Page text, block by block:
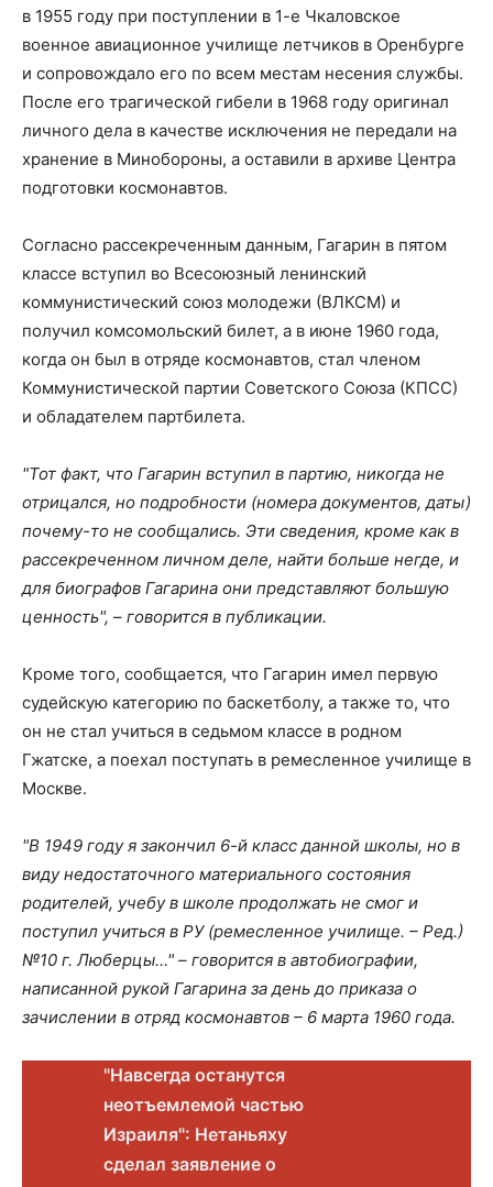
в 1955 году при поступлении в 1-е Чкаловское
военное авиационное училище летчиков в Оренбурге
и сопровождало его по всем местам несения службы.
После его трагической гибели в 1968 году оригинал
личного дела в качестве исключения не передали на
хранение в Минобороны, а оставили в архиве Центра
подготовки космонавтов.
Согласно рассекреченным данным, Гагарин в пятом
классе вступил во Всесоюзный ленинский
коммунистический союз молодежи (ВЛКСМ) и
получил комсомольский билет, а в июне 1960 года,
когда он был в отряде космонавтов, стал членом
Коммунистической партии Советского Союза (КПСС)
и обладателем партбилета.
"Тот факт, что Гагарин вступил в партию, никогда не
отрицался, но подробности (номера документов, даты)
почему-то не сообщались. Эти сведения, кроме как в
рассекреченном личном деле, найти больше негде, и
для биографов Гагарина они представляют большую
ценность", – говорится в публикации.
Кроме того, сообщается, что Гагарин имел первую
судейскую категорию по баскетболу, а также то, что
он не стал учиться в седьмом классе в родном
Гжатске, а поехал поступать в ремесленное училище в
Москве.
"В 1949 году я закончил 6-й класс данной школы, но в
виду недостаточного материального состояния
родителей, учебу в школе продолжать не смог и
поступил учиться в РУ (ремесленное училище. – Ред.)
№10 г. Люберцы…" – говорится в автобиографии,
написанной рукой Гагарина за день до приказа о
зачислении в отряд космонавтов – 6 марта 1960 года.
"Навсегда останутся
неотъемлемой частью
Израиля": Нетаньяху
сделал заявление о